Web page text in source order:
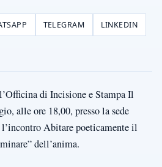
TELEGRAM LINKEDIN
di Incisione e Stampa Il
alle ore 18,00, presso la sede
Abitare poeticamente il
dell’anima.